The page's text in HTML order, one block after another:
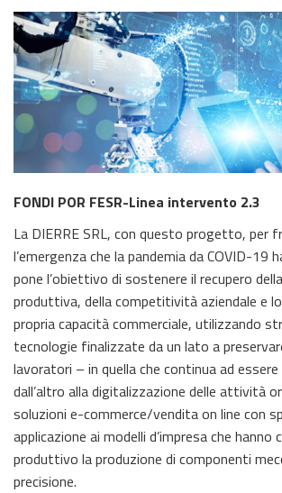
FONDI POR FESR-Linea intervento 2.3
La DIERRE SRL, con questo progetto, per
l’emergenza che la pandemia da COVID-19
pone l’obiettivo di sostenere il recupero
produttiva, della competitività aziendale e
propria capacità commerciale, utilizzando
tecnologie finalizzate da un lato a
lavoratori – in quella che continua ad essere
dall’altro alla digitalizzazione delle attività
soluzioni e-commerce/vendita on line con
applicazione ai modelli d’impresa che hanno
produttivo la produzione di componenti
precisione.